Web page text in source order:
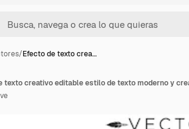
/Efecto de texto crea…
texto creativo editable estilo de texto moderno y